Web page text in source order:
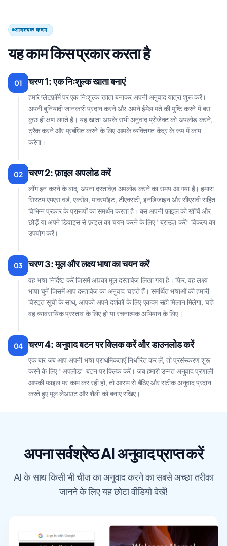
आवश्यक कदम
यह काम किस प्रकार करता है
01 चरण 1: एक निःशुल्क खाता बनाएं
हमारे प्लेटफ़ॉर्म पर एक निःशुल्क खाता बनाकर अपनी अनुवाद यात्रा शुरू करें।
अपनी बुनियादी जानकारी प्रदान करने और अपने ईमेल पते की पुष्टि करने में बस
कुछ ही क्षण लगते हैं। यह खाता आपके सभी अनुवाद प्रोजेक्ट को अपलोड करने,
ट्रैक करने और प्रबंधित करने के लिए आपके व्यक्तिगत केंद्र के रूप में काम
करेगा।
02 चरण 2: फ़ाइल अपलोड करें
लॉग इन करने के बाद, अपना दस्तावेज़ अपलोड करने का समय आ गया है। हमारा
सिस्टम एमएस वर्ड, एक्सेल, पावरपॉइंट, टीएक्सटी, इनडिजाइन और सीएसवी सहित
विभिन्न प्रकार के प्रारूपों का समर्थन करता है। बस अपनी फ़ाइल को खींचें और
छोड़ें या अपने डिवाइस से फ़ाइल का चयन करने के लिए "ब्राउज़ करें" विकल्प का
उपयोग करें।
03 चरण 3: मूल और लक्ष्य भाषा का चयन करें
वह भाषा निर्दिष्ट करें जिसमें आपका मूल दस्तावेज़ लिखा गया है। फिर, वह लक्ष्य
भाषा चुनें जिसमें आप दस्तावेज़ का अनुवाद चाहते हैं। समर्थित भाषाओं की हमारी
विस्तृत सूची के साथ, आपको अपने दर्शकों के लिए एकदम सही मिलान मिलेगा, चाहे
वह व्यावसायिक प्रस्ताव के लिए हो या रचनात्मक अभियान के लिए।
04 चरण 4: अनुवाद बटन पर क्लिक करें और डाउनलोड करें
एक बार जब आप अपनी भाषा प्राथमिकताएँ निर्धारित कर लें, तो प्रसंस्करण शुरू
करने के लिए "अपलोड" बटन पर क्लिक करें। जब हमारी उन्नत अनुवाद प्रणाली
आपकी फ़ाइल पर काम कर रही हो, तो आराम से बैठिए और सटीक अनुवाद प्रदान
करते हुए मूल लेआउट और शैली को बनाए रखिए।
अपना सर्वश्रेष्ठ AI अनुवाद प्राप्त करें
AI के साथ किसी भी चीज़ का अनुवाद करने का सबसे अच्छा तरीका
जानने के लिए यह छोटा वीडियो देखें!